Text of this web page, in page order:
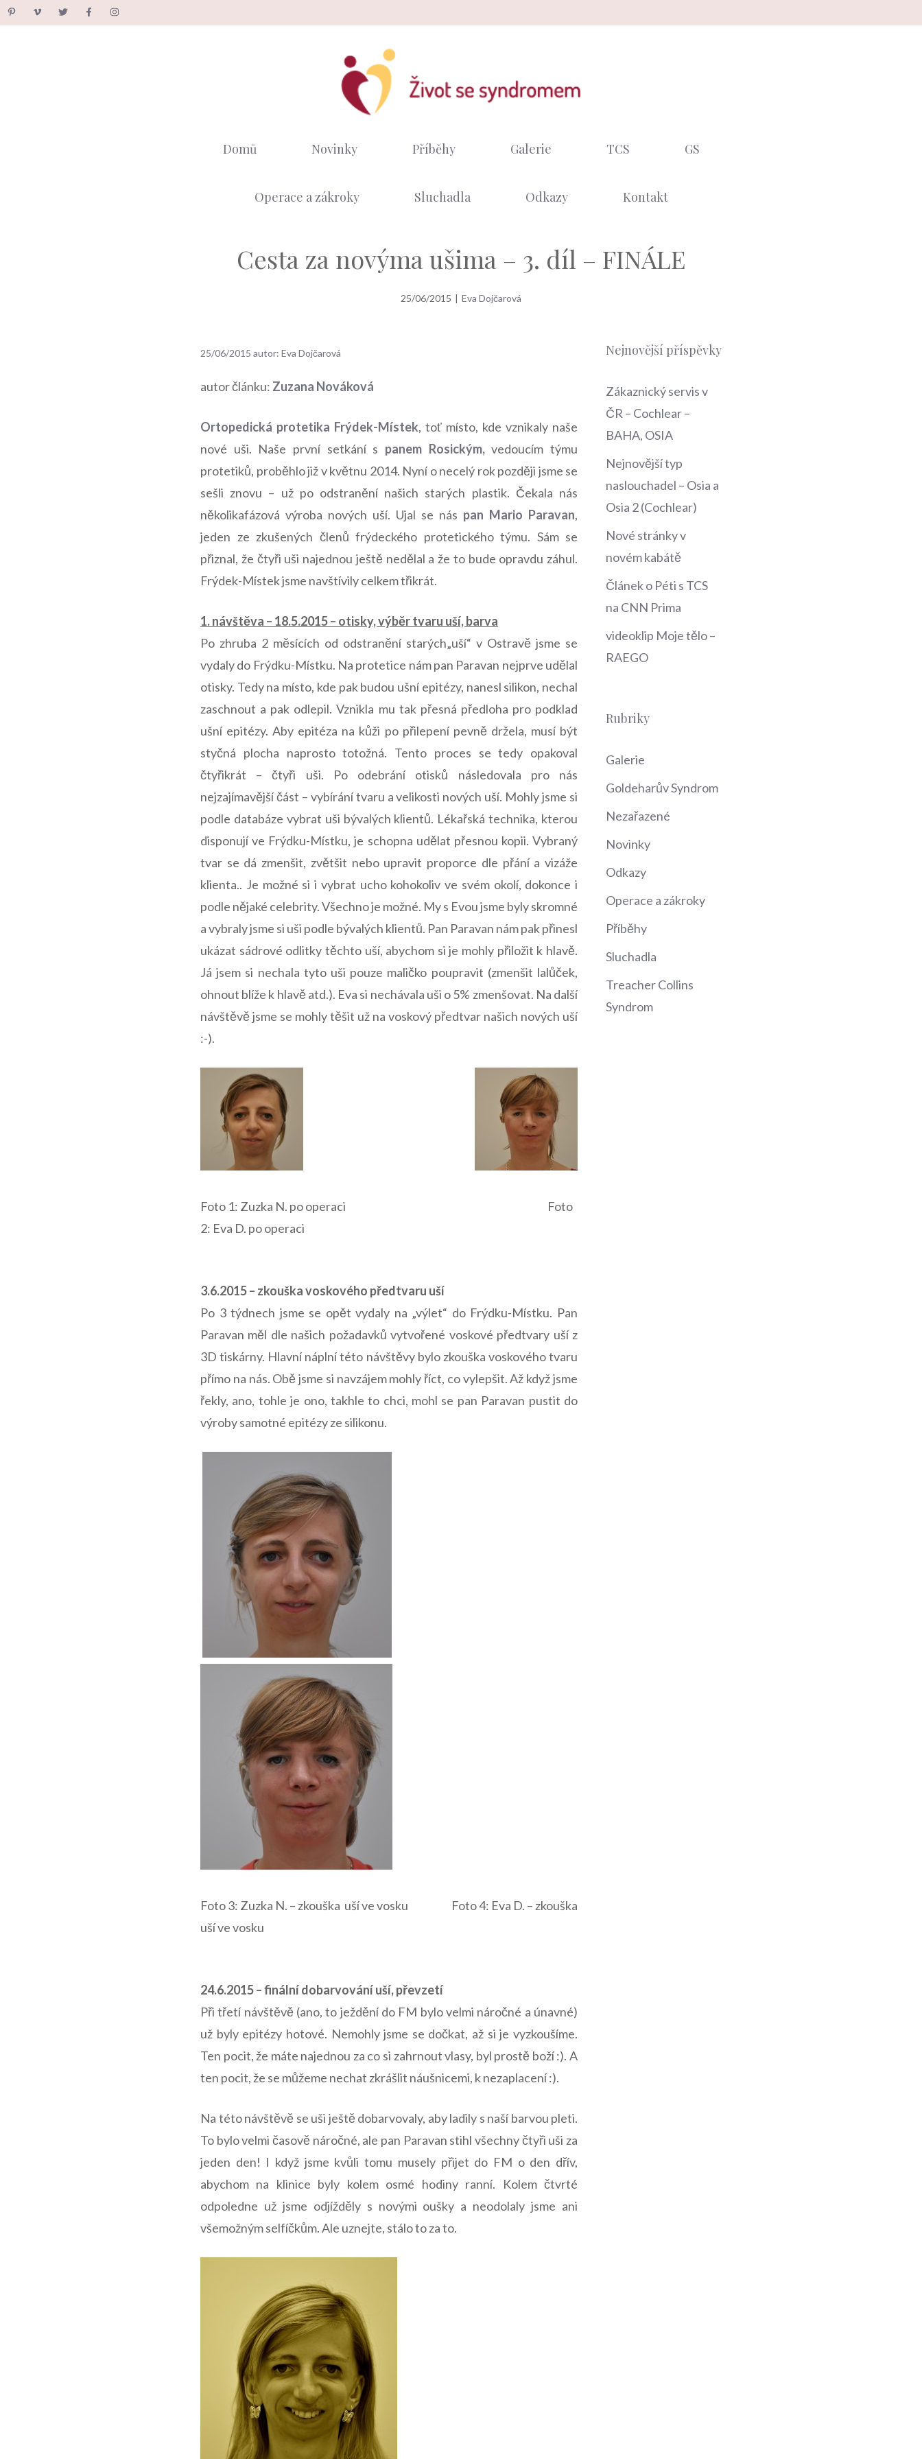
Přeskočit
Domů Novinky Příběhy Galerie TCS GS
Operace a zákroky Sluchadla Odkazy Kontakt
Cesta za novýma ušima – 3. díl – FINÁLE
25/06/2015 | Eva Dojčarová
25/06/2015 autor: Eva Dojčarová
autor článku: Zuzana Nováková
Ortopedická protetika Frýdek-Místek, toť místo, kde vznikaly naše
nové uši. Naše první setkání s panem Rosickým,vedoucím týmu
protetiků, proběhlo již v květnu 2014. Nyní o necelý rok později jsme se
sešli znovu – už po odstranění našich starých plastik. Čekala nás
několikafázová výroba nových uší. Ujal se nás pan Mario Paravan,
jeden ze zkušených členů frýdeckého protetického týmu. Sám se
přiznal, že čtyři uši najednou ještě nedělal a že to bude opravdu záhul.
Frýdek-Místek jsme navštívily celkem třikrát.
1. návštěva – 18.5.2015 – otisky, výběr tvaru uší, barva
Po zhruba 2 měsících od odstranění starých„uší“ v Ostravě jsme se
vydaly do Frýdku-Místku. Na protetice nám pan Paravan nejprve udělal
otisky. Tedy na místo, kde pak budou ušní epitézy, nanesl silikon, nechal
zaschnout a pak odlepil. Vznikla mu tak přesná předloha pro podklad
ušní epitézy. Aby epitéza na kůži po přilepení pevně držela, musí být
styčná plocha naprosto totožná. Tento proces se tedy opakoval
čtyřikrát – čtyři uši. Po odebrání otisků následovala pro nás
nejzajímavější část – vybírání tvaru a velikosti nových uší. Mohly jsme si
podle databáze vybrat uši bývalých klientů. Lékařská technika, kterou
disponují ve Frýdku-Místku, je schopna udělat přesnou kopii. Vybraný
tvar se dá zmenšit, zvětšit nebo upravit proporce dle přání a vizáže
klienta.. Je možné si i vybrat ucho kohokoliv ve svém okolí, dokonce i
podle nějaké celebrity. Všechno je možné. My s Evou jsme byly skromné
a vybraly jsme si uši podle bývalých klientů. Pan Paravan nám pak přinesl
ukázat sádrové odlitky těchto uší, abychom si je mohly přiložit k hlavě.
Já jsem si nechala tyto uši pouze maličko poupravit (zmenšit lalůček,
ohnout blíže k hlavě atd.). Eva si nechávala uši o 5% zmenšovat. Na další
návštěvě jsme se mohly těšit už na voskový předtvar našich nových uší
:-).
Foto 1: Zuzka N. po operaci Foto
2: Eva D. po operaci
3.6.2015 – zkouška voskového předtvaru uší
Po 3 týdnech jsme se opět vydaly na „výlet“ do Frýdku-Místku. Pan
Paravan měl dle našich požadavků vytvořené voskové předtvary uší z
3D tiskárny. Hlavní náplní této návštěvy bylo zkouška voskového tvaru
přímo na nás. Obě jsme si navzájem mohly říct, co vylepšit. Až když jsme
řekly, ano, tohle je ono, takhle to chci, mohl se pan Paravan pustit do
výroby samotné epitézy ze silikonu.
Foto 3: Zuzka N. – zkouška uší ve vosku Foto 4: Eva D. – zkouška
uší ve vosku
24.6.2015 – finální dobarvování uší, převzetí
Při třetí návštěvě (ano, to ježdění do FM bylo velmi náročné a únavné)
už byly epitézy hotové. Nemohly jsme se dočkat, až si je vyzkoušíme.
Ten pocit, že máte najednou za co si zahrnout vlasy, byl prostě boží :). A
ten pocit, že se můžeme nechat zkrášlit náušnicemi, k nezaplacení :).
Na této návštěvě se uši ještě dobarvovaly, aby ladily s naší barvou pleti.
To bylo velmi časově náročné, ale pan Paravan stihl všechny čtyři uši za
jeden den! I když jsme kvůli tomu musely přijet do FM o den dřív,
abychom na klinice byly kolem osmé hodiny ranní. Kolem čtvrté
odpoledne už jsme odjížděly s novými oušky a neodolaly jsme ani
všemožným selfíčkům. Ale uznejte, stálo to za to.
Nejnovější příspěvky
Zákaznický servis v
ČR – Cochlear –
BAHA, OSIA
Nejnovější typ
naslouchadel – Osia a
Osia 2 (Cochlear)
Nové stránky v
novém kabátě
Článek o Péti s TCS
na CNN Prima
videoklip Moje tělo –
RAEGO
Rubriky
Galerie
Goldeharův Syndrom
Nezařazené
Novinky
Odkazy
Operace a zákroky
Příběhy
Sluchadla
Treacher Collins
Syndrom